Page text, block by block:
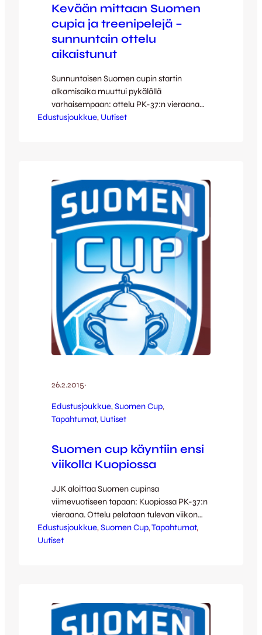
Kevään mittaan Suomen
cupia ja treenipelejä –
sunnuntain ottelu
aikaistunut
Sunnuntaisen Suomen cupin startin
alkamisaika muuttui pykälällä
varhaisempaan: ottelu PK-37:n vieraana
alkaa Kuopion keskuskentällä jo kello
sarjatasolla pelaavalla on kotiotteluetu eli
mikäli JJK selvittää sunnuntaina tiensä
jatkoon, on seuraavaksi vuorossa
vierasmatka Joensuuhun. Neljännen
kierroksen ottelut pelataan myös
maaliskuun…
Edustusjoukkue, Uutiset
26.2.2015·
Edustusjoukkue, Suomen Cup
Tapahtumat, Uutiset
Suomen cup käyntiin ensi
viikolla Kuopiossa
JJK aloittaa Suomen cupinsa
viimevuotiseen tapaan: Kuopiossa PK-37:n
vieraana. Ottelu pelataan tulevan viikon
sunnuntaina 8.3. kello 19 alkaen Kuopion
keskuskentällä eli Savon Sanomat
jatkoi matkaansa cupissa. Tuolloin
Kakkosessa pelanneet iisalmelaiset
putosivat viime kauden päätteeksi
Edustusjoukkue, Suomen Cup, Tapahtumat
Uutiset